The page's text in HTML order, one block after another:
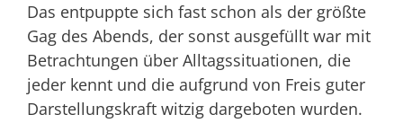
Das entpuppte sich fast schon als der größte
Gag des Abends, der sonst ausgefüllt war mit
Betrachtungen über Alltagssituationen, die
jeder kennt und die aufgrund von Freis guter
Darstellungskraft witzig dargeboten wurden.